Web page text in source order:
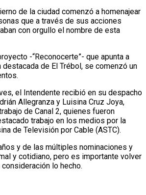
de la ciudad comenzó a homenajear
que a través de sus acciones
con orgullo el nombre de esta
-“Reconocerte”- que apunta a
destacada de El Trébol, se comenzó un
el Intendente recibió en su despacho
Allegranza y Luisina Cruz Joya,
de Canal 2, quienes fueron
trabajo en los medios por la
de Televisión por Cable (ASTC).
y de las múltiples nominaciones y
y cotidiano, pero es importante volver
lo hecho.